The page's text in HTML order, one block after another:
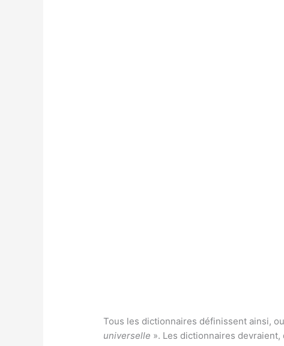
Tous les dictionnaires définissent ainsi,
universelle ». Les dictionnaires